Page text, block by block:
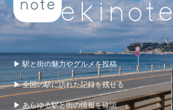
▶ 駅と街の魅力やグルメを投稿
▶ 全国の駅に訪れた記録を残せる
▶ あらゆる駅と街の情報を確認